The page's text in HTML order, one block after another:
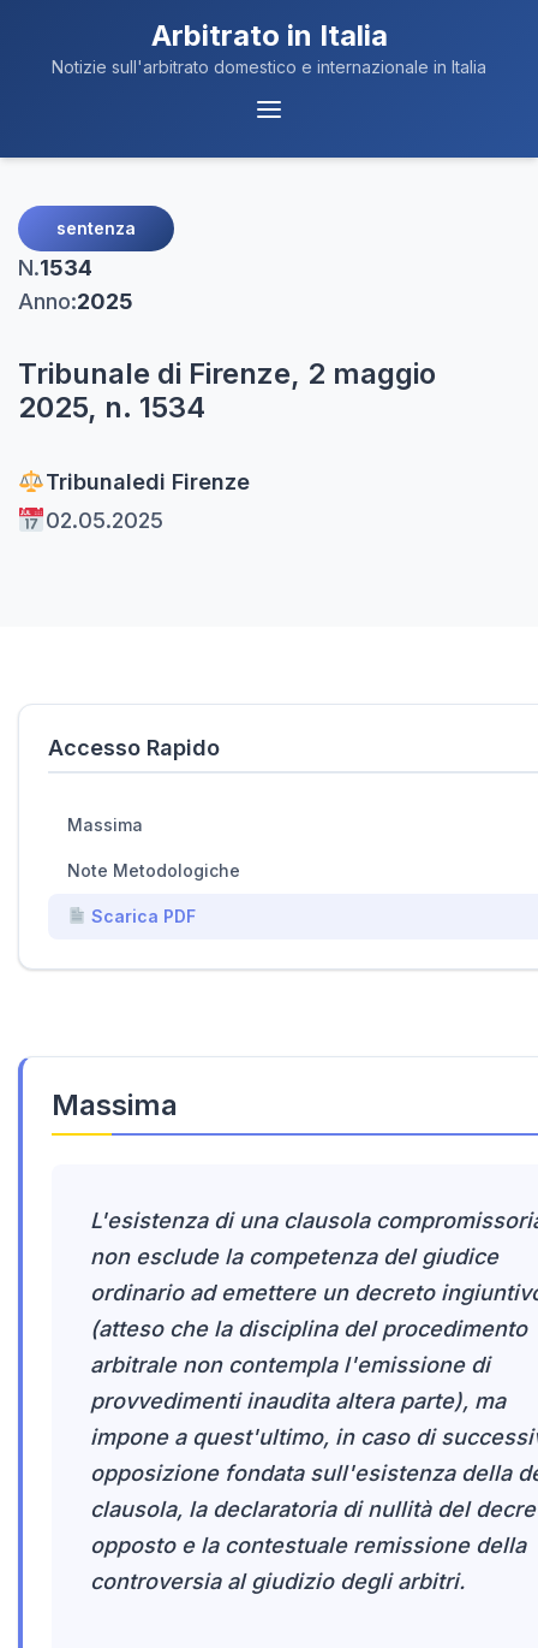
Arbitrato in Italia
Notizie sull'arbitrato domestico e internazionale in Italia
Menu
sentenza
N.1534
Anno:2025
Tribunale di Firenze, 2 maggio
2025, n. 1534
Tribunaledi Firenze
02.05.2025
Massima
L'esistenza di una clausola
non esclude la competenza del giudice
ordinario ad emettere un decreto
(atteso che la disciplina del procedimento
arbitrale non contempla l'emissione di
provvedimenti inaudita altera parte), ma
impone a quest'ultimo, in caso di
opposizione fondata sull'esistenza della
clausola, la declaratoria di nullità del
opposto e la contestuale remissione della
controversia al giudizio degli arbitri.
Accesso Rapido
Massima
Note Metodologiche
Scarica PDF